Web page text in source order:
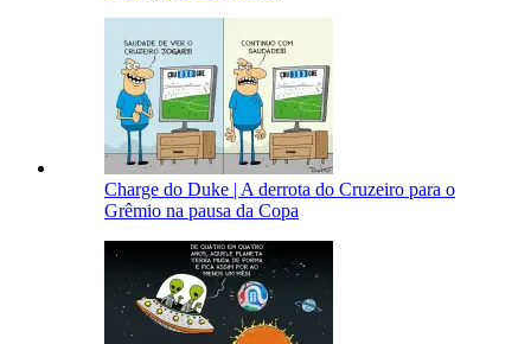
Charge do Duke | A derrota do Cruzeiro para o
Grêmio na pausa da Copa